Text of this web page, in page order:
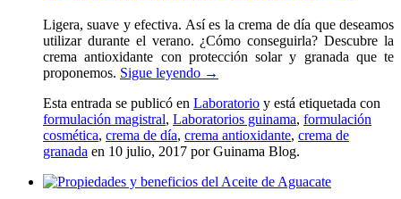
Ligera, suave y efectiva. Así es la crema de día que deseamos
utilizar durante el verano. ¿Cómo conseguirla? Descubre la
crema antioxidante con protección solar y granada que te
proponemos. Sigue leyendo →
Esta entrada se publicó en Laboratorio y está etiquetada con
formulación magistral, Laboratorios guinama, formulación
cosmética, crema de día, crema antioxidante, crema de
granada en 10 julio, 2017 por Guinama Blog.